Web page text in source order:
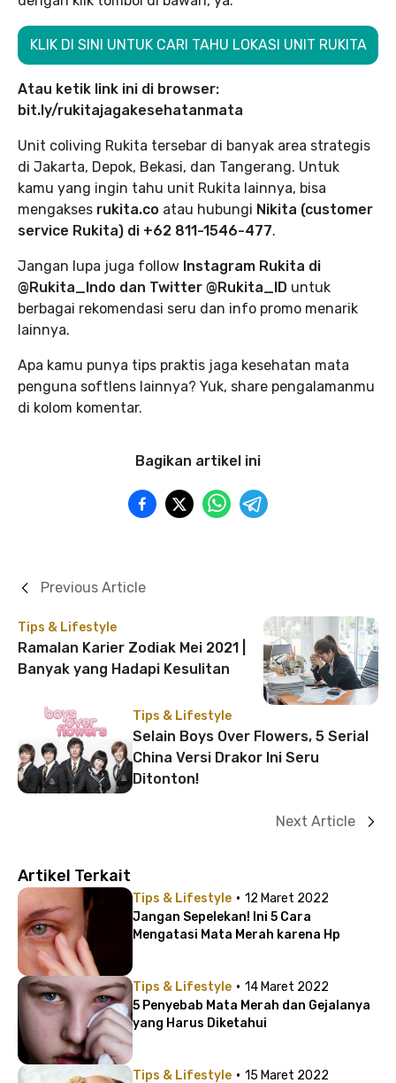
KLIK DI SINI UNTUK CARI TAHU LOKASI UNIT RUKITA
Atau ketik link ini di browser:
bit.ly/rukitajagakesehatanmata
Unit coliving Rukita tersebar di banyak area strategis
di Jakarta, Depok, Bekasi, dan Tangerang. Untuk
kamu yang ingin tahu unit Rukita lainnya, bisa
mengakses rukita.co atau hubungi Nikita (customer
service Rukita) di +62 811-1546-477.
Jangan lupa juga follow Instagram Rukita di
@Rukita_Indo dan Twitter @Rukita_ID untuk
berbagai rekomendasi seru dan info promo menarik
lainnya.
Apa kamu punya tips praktis jaga kesehatan mata
penguna softlens lainnya? Yuk, share pengalamanmu
di kolom komentar.
Bagikan artikel ini
Tips & Lifestyle
Ramalan Karier Zodiak Mei 2021 |
Banyak yang Hadapi Kesulitan
Previous Article
Tips & Lifestyle
Selain Boys Over Flowers, 5 Serial
China Versi Drakor Ini Seru
Ditonton!
Next Article
Artikel Terkait
Tips & Lifestyle · 12 Maret 2022
Jangan Sepelekan! Ini 5 Cara
Mengatasi Mata Merah karena Hp
Tips & Lifestyle · 14 Maret 2022
5 Penyebab Mata Merah dan Gejalanya
yang Harus Diketahui
Tips & Lifestyle · 15 Maret 2022